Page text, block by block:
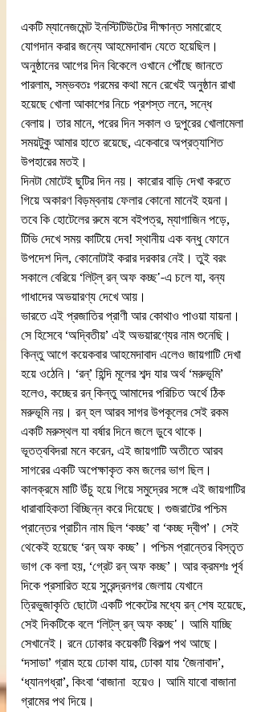
একটি ম্যানেজমেন্ট ইনস্টিটিউটের দীক্ষান্ত সমারোহে
যোগদান করার জন্যে আহমেদাবাদ যেতে হয়েছিল।
অনুষ্ঠানের আগের দিন বিকেলে ওখানে পৌঁছে জানতে
পারলাম, সম্ভবতঃ গরমের কথা মনে রেখেই অনুষ্ঠান রাখা
হয়েছে খোলা আকাশের নিচে প্রশস্ত লনে, সন্ধে
বেলায়। তার মানে, পরের দিন সকাল ও দুপুরের খোলামেলা
সময়টুকু আমার হাতে রয়েছে, একেবারে অপ্রত্যাশিত
উপহারের মতই।
দিনটা মোটেই ছুটির দিন নয়। কারোর বাড়ি দেখা করতে
গিয়ে অকারণ বিড়ম্বনায় ফেলার কোনো মানেই হয়না।
তবে কি হোটেলের রুমে বসে বইপত্র, ম্যাগাজিন পড়ে,
টিভি দেখে সময় কাটিয়ে দেব! স্থানীয় এক বন্ধু ফোনে
উপদেশ দিল, কোনোটাই করার দরকার নেই। তুই বরং
সকালে বেরিয়ে ‘লিট্‌ল্‌ রন্‌ অফ কচ্ছ'-এ চলে যা, বন্য
গাধাদের অভয়ারণ্য দেখে আয়।
ভারতে এই প্রজাতির প্রাণী আর কোথাও পাওয়া যায়না।
সে হিসেবে ‘অদ্বিতীয়’ এই অভয়ারণ্যের নাম শুনেছি।
কিন্তু আগে কয়েকবার আহমেদাবাদ এলেও জায়গাটি দেখা
হয়ে ওঠেনি। ‘রন্‌’ হিন্দি মূলের শব্দ যার অর্থ ‘মরুভূমি’
হলেও, কচ্ছের রন্‌ কিন্তু আমাদের পরিচিত অর্থে ঠিক
মরুভূমি নয়। রন্‌ হল আরব সাগর উপকূলের সেই রকম
একটি মরুস্থল যা বর্ষার দিনে জলে ডুবে থাকে।
ভূতত্ববিদরা মনে করেন, এই জায়গাটি অতীতে আরব
সাগরের একটি অপেক্ষাকৃত কম জলের ভাগ ছিল।
কালক্রমে মাটি উঁচু হয়ে গিয়ে সমুদ্রের সঙ্গে এই জায়গাটির
ধারাবাহিকতা বিচ্ছিন্ন করে দিয়েছে। গুজরাটের পশ্চিম
প্রান্তের প্রাচীন নাম ছিল ‘কচ্ছ’ বা ‘কচ্ছ দ্বীপ’। সেই
থেকেই হয়েছে ‘রন্‌ অফ কচ্ছ’। পশ্চিম প্রান্তের বিস্তৃত
ভাগ কে বলা হয়, ‘গ্রেট রন্‌ অফ কচ্ছ’। আর ক্রমশঃ পূর্ব
দিকে প্রসারিত হয়ে সুরেন্দ্রনগর জেলায় যেখানে
ত্রিভুজাকৃতি ছোটো একটি পকেটের মধ্যে রন্‌ শেষ হয়েছে,
সেই দিকটিকে বলে ‘লিট্‌ল্‌ রন্‌ অফ কচ্ছ'। আমি যাচ্ছি
সেখানেই। রনে ঢোকার কয়েকটি বিকল্প পথ আছে।
‘দসাডা’ গ্রাম হয়ে ঢোকা যায়, ঢোকা যায় ‘জৈনাবাদ’,
‘ধ্যানগধ্‌রা’, কিংবা ‘বাজানা  হয়েও। আমি যাবো বাজানা
গ্রামের পথ দিয়ে।